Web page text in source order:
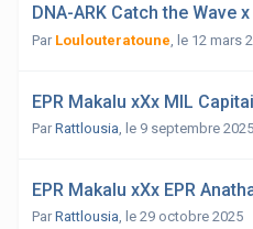
DNA-ARK Catch the Wave
Par Loulouteratoune le 12 mars
EPR Makalu xXx MIL
Par Rattlousia le 9 septembre 2025
EPR Makalu xXx EPR
Par Rattlousia le 29 octobre 2025